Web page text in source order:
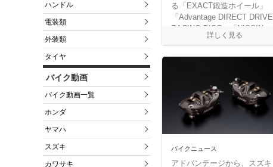
ハンドル
電装類
外装類
タイヤ
バイク動画
バイク動画一覧
ホンダ
ヤマハ
スズキ
カワサキ
る「EXACT鍛造ホイール」
「Advantage DIRECT DRIVE
RACING DISC」「NISSIN
4Pot RADIALFITキャリパー」
バイクニュース
アドバンテージから、スズキ